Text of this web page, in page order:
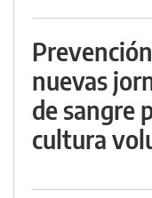
nuevas
de sangre
cultura